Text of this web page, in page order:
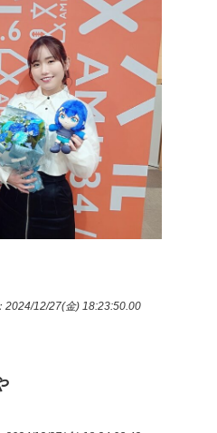
：2024/12/27(金) 18:23:50.00